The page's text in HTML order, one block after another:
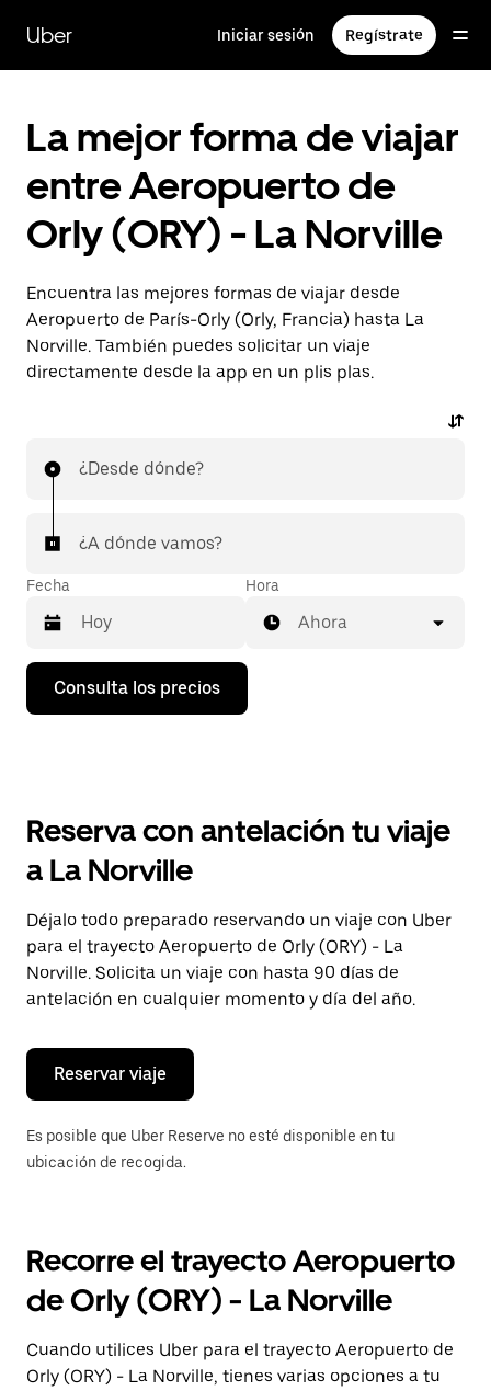
contenido
principal
Uber Iniciar sesión Regístrate
La mejor forma de viajar
entre Aeropuerto de
Orly (ORY) - La Norville
Encuentra las mejores formas de viajar desde
Aeropuerto de París-Orly (Orly, Francia) hasta La
Norville. También puedes solicitar un viaje
directamente desde la app en un plis plas.
¿Desde dónde?
¿A dónde vamos?
Fecha
Pulsa
flecha
calendario
seleccionar
fecha.
Pulsa
el
botón
de
escape
cerrar
calendario.
Hora
Ahora
Consulta los precios
Reserva con antelación tu viaje
a La Norville
Déjalo todo preparado reservando un viaje con Uber
para el trayecto Aeropuerto de Orly (ORY) - La
Norville. Solicita un viaje con hasta 90 días de
antelación en cualquier momento y día del año.
Reservar viaje
Es posible que Uber Reserve no esté disponible en tu
ubicación de recogida.
Recorre el trayecto Aeropuerto
de Orly (ORY) - La Norville
Cuando utilices Uber para el trayecto Aeropuerto de
Orly (ORY) - La Norville, tienes varias opciones a tu